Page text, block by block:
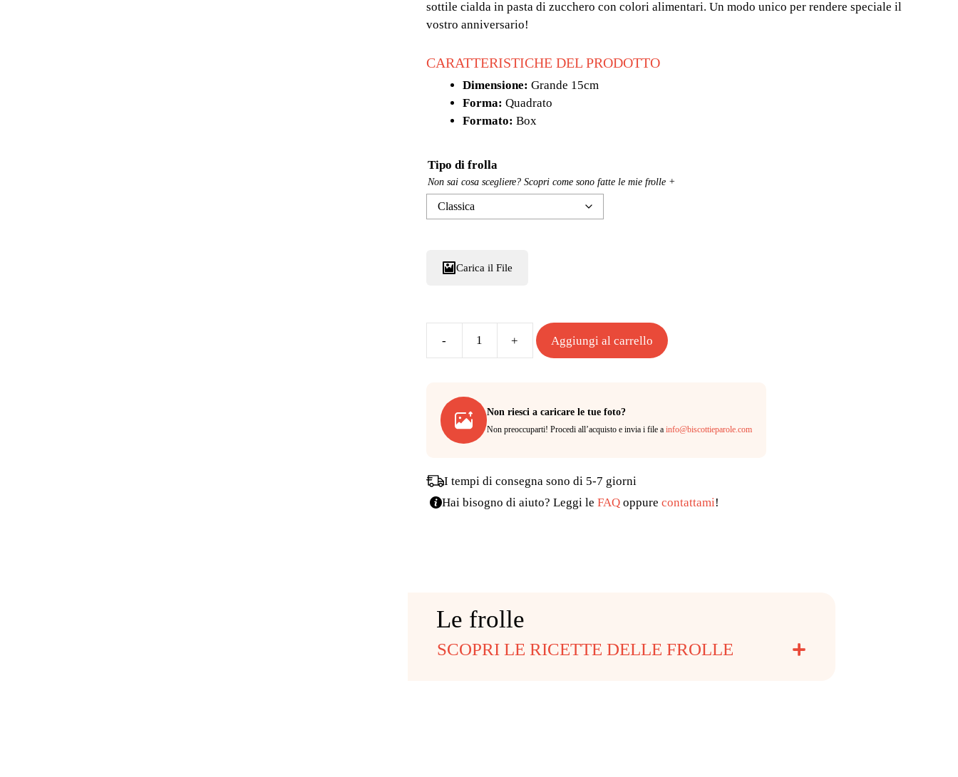
a
18,50 €
sottile cialda in pasta di zucchero con colori alimentari. Un modo unico per rendere speciale il
vostro anniversario!
CARATTERISTICHE DEL PRODOTTO
Dimensione: Grande 15cm
Forma: Quadrato
Formato: Box
Tipo di frolla
Non sai cosa scegliere? Scopri come sono fatte le mie frolle +
Carica il File
Biscottone
Aggiungi al carrello
Non riesci a caricare le tue foto?
Non preoccuparti! Procedi all’acquisto e invia i file ainfo@biscottieparole.com
I tempi di consegna sono di 5-7 giorni
Hai bisogno di aiuto? Leggi le FAQoppure contattami!
Le frolle
SCOPRI LE RICETTE DELLE FROLLE